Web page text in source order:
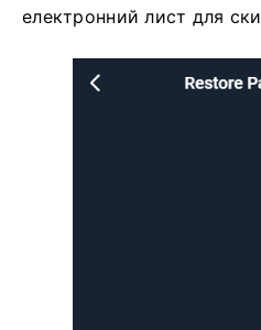
електронний лист для